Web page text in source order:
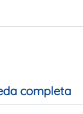
completa